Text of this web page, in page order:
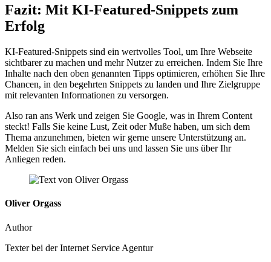
Fazit: Mit KI-Featured-Snippets zum
Erfolg
KI-Featured-Snippets sind ein wertvolles Tool, um Ihre Webseite
sichtbarer zu machen und mehr Nutzer zu erreichen. Indem Sie Ihre
Inhalte nach den oben genannten Tipps optimieren, erhöhen Sie Ihre
Chancen, in den begehrten Snippets zu landen und Ihre Zielgruppe
mit relevanten Informationen zu versorgen.
Also ran ans Werk und zeigen Sie Google, was in Ihrem Content
steckt! Falls Sie keine Lust, Zeit oder Muße haben, um sich dem
Thema anzunehmen, bieten wir gerne unsere Unterstützung an.
Melden Sie sich einfach bei uns und lassen Sie uns über Ihr
Anliegen reden.
Oliver Orgass
Author
Texter bei der Internet Service Agentur